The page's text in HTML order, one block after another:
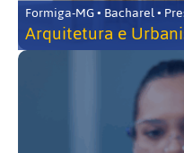
Formiga-MG • Bacharel •
Arquitetura e